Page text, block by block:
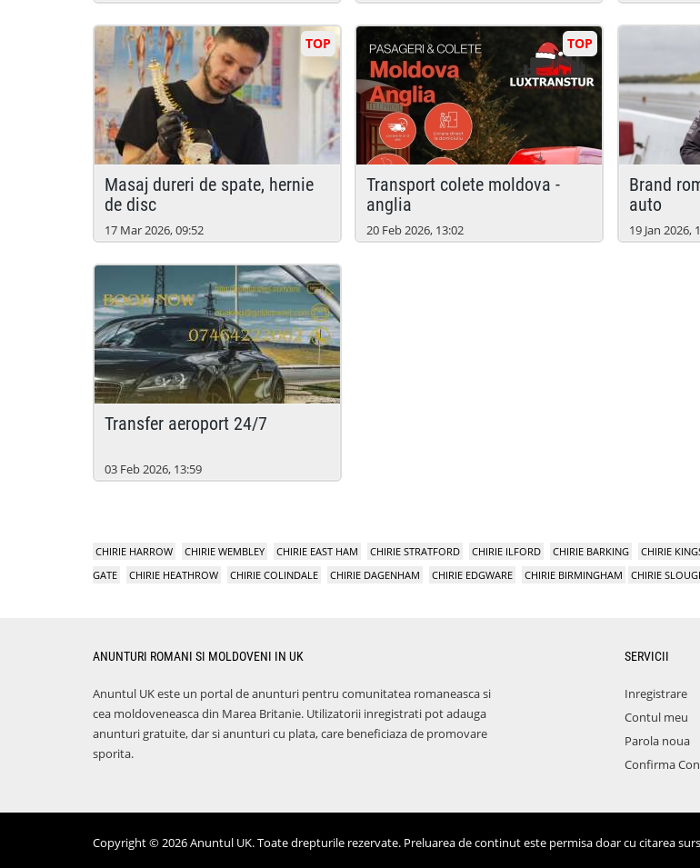
TOP
masaj dureri de spate, hernie
de disc
17 Mar 2026, 09:52
TOP
transport colete moldova -
anglia
20 Feb 2026, 13:02
brand romanesc de colantare
auto
19 Jan 2026,
transfer aeroport 24/7
03 Feb 2026, 13:59
CHIRIE HARROW CHIRIE WEMBLEY CHIRIE EAST HAM CHIRIE STRATFORD CHIRIE ILFORD CHIRIE BARKING CHIRIE
GATE
CHIRIE HEATHROW CHIRIE COLINDALE CHIRIE DAGENHAM CHIRIE EDGWARE CHIRIE BIRMINGHAM CHIRIE
ANUNTURI ROMANI SI MOLDOVENI IN UK
Anuntul UK este un portal de anunturi pentru comunitatea romaneasca si
cea moldoveneasca din Marea Britanie. Utilizatorii inregistrati pot adauga
anunturi gratuite, dar si anunturi cu plata, care beneficiaza de promovare
sporita.
SERVICII
Inregistrare
Contul meu
Parola noua
Confirma
Copyright © 2026 Anuntul UK. Toate drepturile rezervate. Preluarea de continut este permisa doar cu citarea